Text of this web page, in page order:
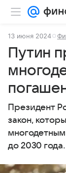
13 июня 2024
Путин
Президент
закон,
до 2030 года.